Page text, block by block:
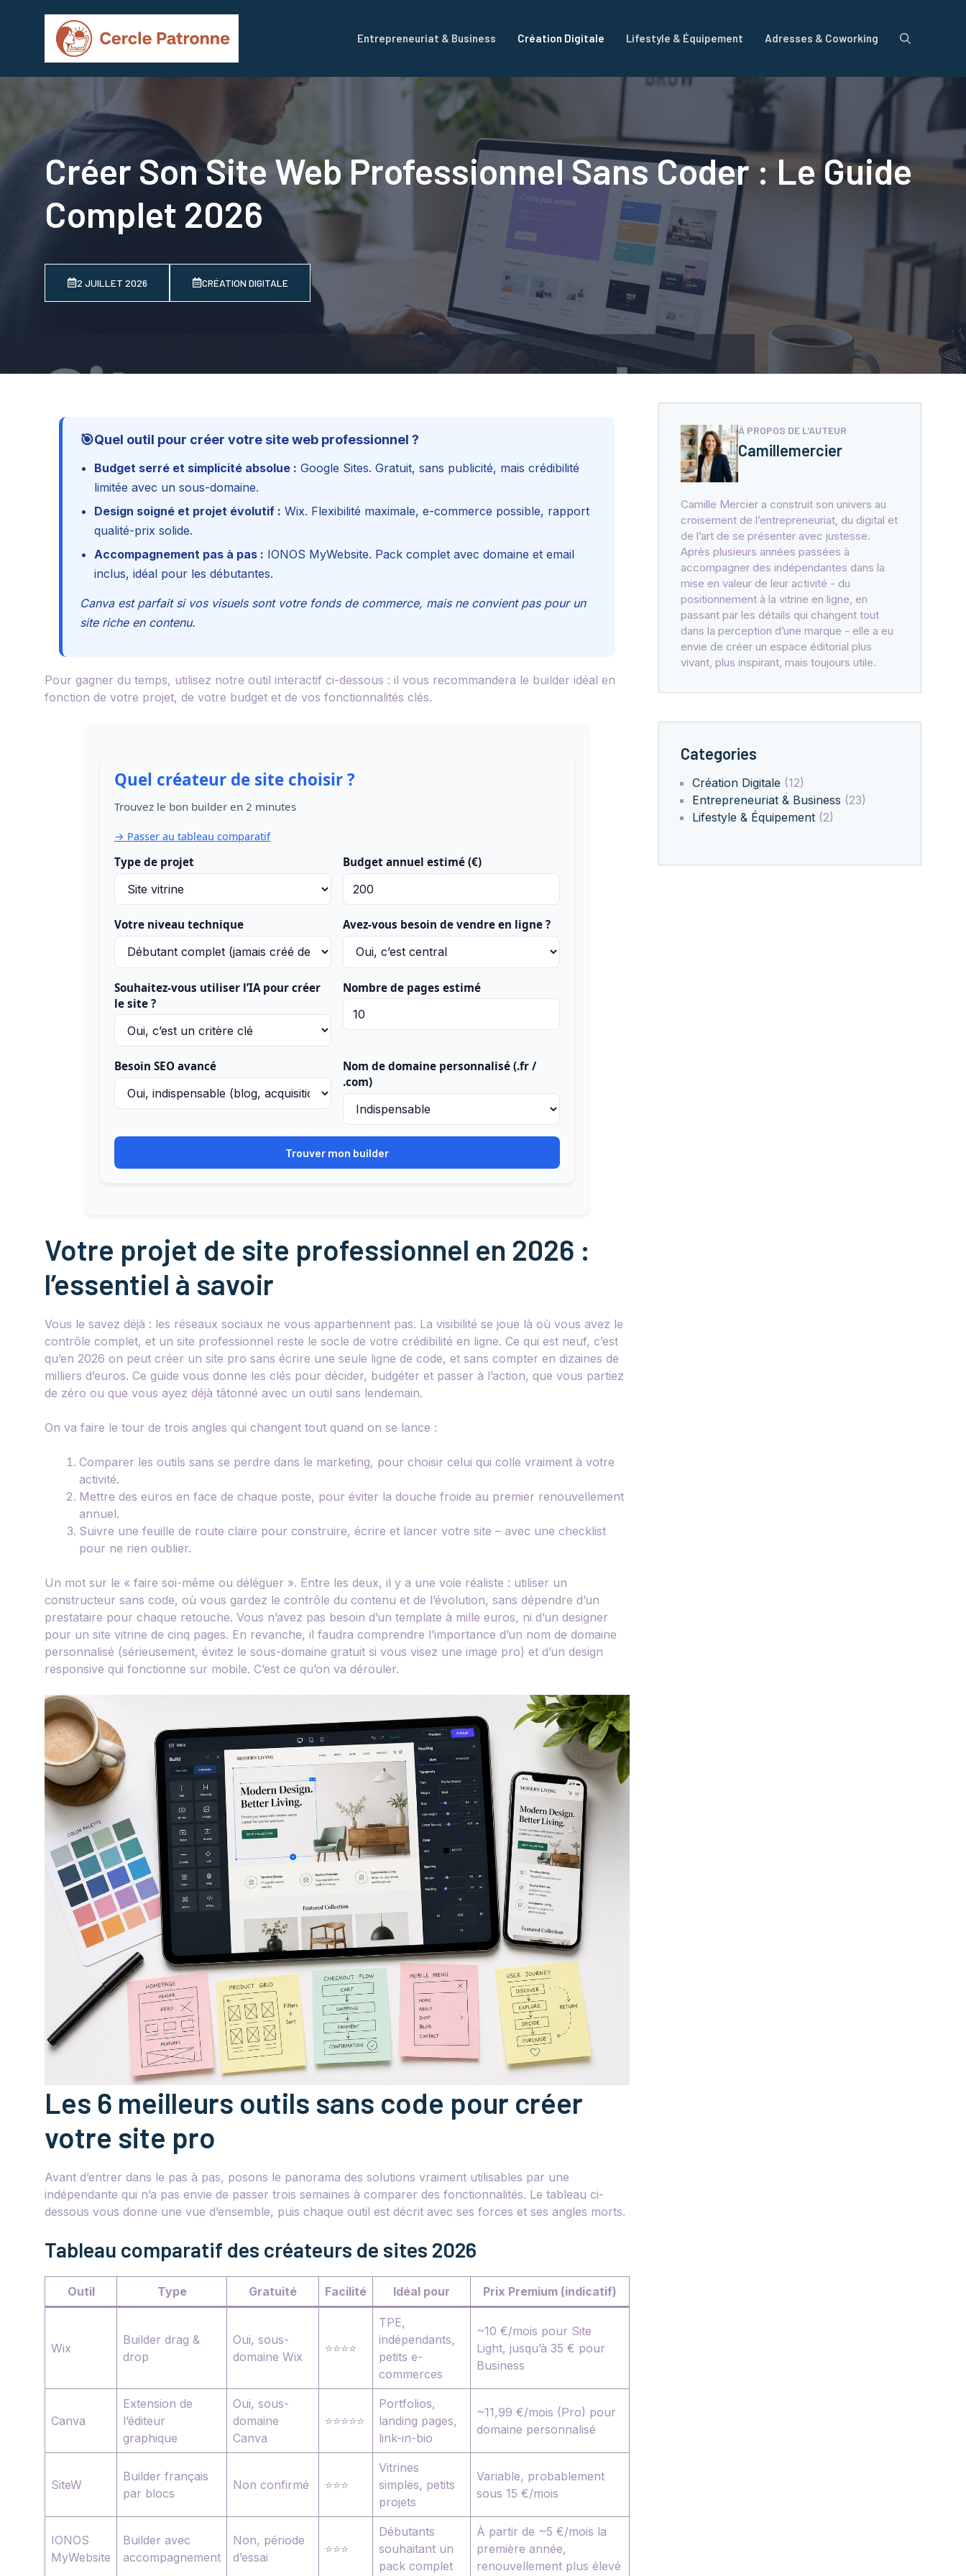
Entrepreneuriat & Business Création Digitale Lifestyle & Équipement Adresses & Coworking
Créer Son Site Web Professionnel Sans Coder : Le Guide
Complet 2026
2 JUILLET 2026 CRÉATION DIGITALE
🎯Quel outil pour créer votre site web professionnel ?
Budget serré et simplicité absolue : Google Sites. Gratuit, sans publicité, mais crédibilité
limitée avec un sous-domaine.
Design soigné et projet évolutif : Wix. Flexibilité maximale, e-commerce possible, rapport
qualité-prix solide.
Accompagnement pas à pas : IONOS MyWebsite. Pack complet avec domaine et email
inclus, idéal pour les débutantes.
Canva est parfait si vos visuels sont votre fonds de commerce, mais ne convient pas pour un
site riche en contenu.
Pour gagner du temps, utilisez notre outil interactif ci-dessous : il vous recommandera le builder idéal en
fonction de votre projet, de votre budget et de vos fonctionnalités clés.
Quel créateur de site choisir ?
Trouvez le bon builder en 2 minutes
→ Passer au tableau comparatif
Type de projet Budget annuel estimé (€)
Votre niveau technique Avez-vous besoin de vendre en ligne ?
Souhaitez-vous utiliser l’IA pour créer
le site ?
Nombre de pages estimé
Besoin SEO avancé
Nom de domaine personnalisé (.fr /
.com)
Trouver mon builder
Votre projet de site professionnel en 2026 :
l’essentiel à savoir
Vous le savez déjà : les réseaux sociaux ne vous appartiennent pas. La visibilité se joue là où vous avez le
contrôle complet, et un site professionnel reste le socle de votre crédibilité en ligne. Ce qui est neuf, c’est
qu’en 2026 on peut créer un site pro sans écrire une seule ligne de code, et sans compter en dizaines de
milliers d’euros. Ce guide vous donne les clés pour décider, budgéter et passer à l’action, que vous partiez
de zéro ou que vous ayez déjà tâtonné avec un outil sans lendemain.
On va faire le tour de trois angles qui changent tout quand on se lance :
Comparer les outils sans se perdre dans le marketing, pour choisir celui qui colle vraiment à votre
activité.
Mettre des euros en face de chaque poste, pour éviter la douche froide au premier renouvellement
annuel.
Suivre une feuille de route claire pour construire, écrire et lancer votre site – avec une checklist
pour ne rien oublier.
Un mot sur le « faire soi-même ou déléguer ». Entre les deux, il y a une voie réaliste : utiliser un
constructeur sans code, où vous gardez le contrôle du contenu et de l’évolution, sans dépendre d’un
prestataire pour chaque retouche. Vous n’avez pas besoin d’un template à mille euros, ni d’un designer
pour un site vitrine de cinq pages. En revanche, il faudra comprendre l’importance d’un nom de domaine
personnalisé (sérieusement, évitez le sous-domaine gratuit si vous visez une image pro) et d’un design
responsive qui fonctionne sur mobile. C’est ce qu’on va dérouler.
Les 6 meilleurs outils sans code pour créer
votre site pro
Avant d’entrer dans le pas à pas, posons le panorama des solutions vraiment utilisables par une
indépendante qui n’a pas envie de passer trois semaines à comparer des fonctionnalités. Le tableau ci-
dessous vous donne une vue d’ensemble, puis chaque outil est décrit avec ses forces et ses angles morts.
Tableau comparatif des créateurs de sites 2026
Outil Type Gratuité Facilité Idéal pour Prix Premium (indicatif)
Wix
Builder drag &
drop
Oui, sous-
domaine Wix
⭐⭐⭐⭐
TPE,
indépendants,
petits e-
commerces
~10 €/mois pour Site
Light, jusqu’à 35 € pour
Business
Canva
Extension de
l’éditeur
graphique
Oui, sous-
domaine
Canva
⭐⭐⭐⭐⭐
Portfolios,
landing pages,
link-in-bio
~11,99 €/mois (Pro) pour
domaine personnalisé
SiteW
Builder français
par blocs
Non confirmé ⭐⭐⭐
Vitrines
simples, petits
projets
Variable, probablement
sous 15 €/mois
IONOS
MyWebsite
Builder avec
accompagnement
Non, période
d’essai
⭐⭐⭐
Débutants
souhaitant un
pack complet
À partir de ~5 €/mois la
première année,
renouvellement plus élevé
À PROPOS DE L'AUTEUR
Camillemercier
Camille Mercier a construit son univers au
croisement de l’entrepreneuriat, du digital et
de l’art de se présenter avec justesse.
Après plusieurs années passées à
accompagner des indépendantes dans la
mise en valeur de leur activité - du
positionnement à la vitrine en ligne, en
passant par les détails qui changent tout
dans la perception d’une marque - elle a eu
envie de créer un espace éditorial plus
vivant, plus inspirant, mais toujours utile.
Categories
Création Digitale (12)
Entrepreneuriat & Business (23)
Lifestyle & Équipement (2)